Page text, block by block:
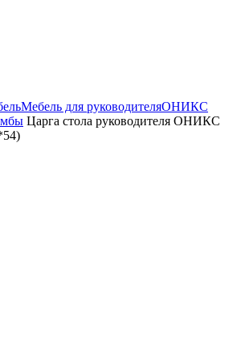
Мебель для руководителяОНИКС
Царга стола руководителя ОНИКС